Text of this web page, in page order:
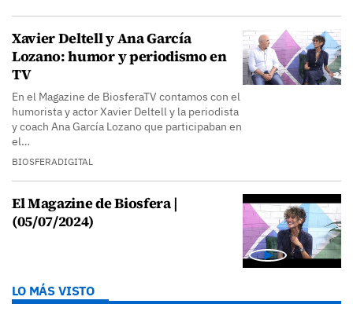
Xavier Deltell y Ana García
Lozano: humor y periodismo en
TV
En el Magazine de BiosferaTV contamos con el
humorista y actor Xavier Deltell y la periodista
y coach Ana García Lozano que participaban en
el…
BIOSFERADIGITAL
El Magazine de Biosfera |
(05/07/2024)
LO MÁS VISTO